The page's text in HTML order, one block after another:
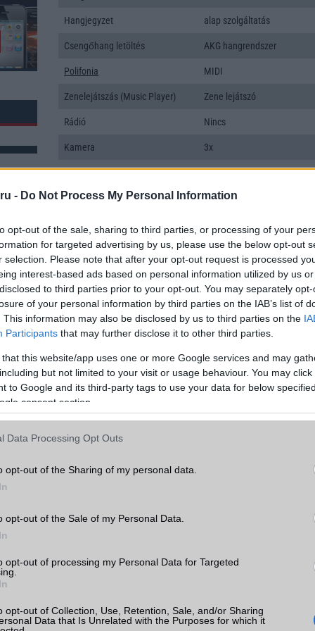
- Do Not Process My Personal Information
opt-out of the sale, sharing to third parties, or processing of your
for targeted advertising by us, please use the below opt-out
selection. Please note that after your opt-out request is processed
interest-based ads based on personal information utilized by us
to third parties prior to your opt-out. You may separately
of your personal information by third parties on the IAB’s list of
This information may also be disclosed by us to third parties on the
Participants that may further disclose it to other third parties.
that this website/app uses one or more Google services and may
but not limited to your visit or usage behaviour. You may
to Google and its third-party tags to use your data for below
consent section.
Data Processing Opt Outs
opt-out of the Sharing of my personal data.
opt-out of the Sale of my Personal Data.
opt-out of processing my Personal Data for Targeted
opt-out of Collection, Use, Retention, Sale, and/or Sharing
Data that Is Unrelated with the Purposes for which it
1
Hangjegyzet alap szolgáltatás
Csengőhang letöltés AKG hangrendszer
Polifonia MIDI
Zenelejátszás (Music Player) Zene lejátszó
Rádió Nincs
Kamera 3x
Max. kamera felbontás (több
50 Mpixel
MEMÓRIA ÉS TÁRHELY
Telefonkönyv db dinamikus
Min. memória 8 GB
Min. háttértár 256 GB
Memória bővíthetőség
ADATCSERE
GPRS
EDGE Van
WAP
EMS/E-mail
Infraport
Wi-Fi Direct Van